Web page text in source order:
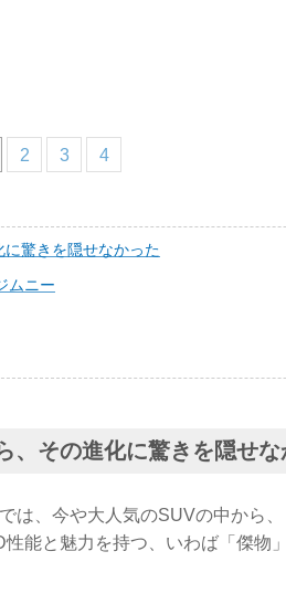
2 3 4
驚きを隠せなかった
ムニー
、その進化に驚きを隠せな
は、今や大人気のSUVの中から
能と魅力を持つ、いわば「傑物